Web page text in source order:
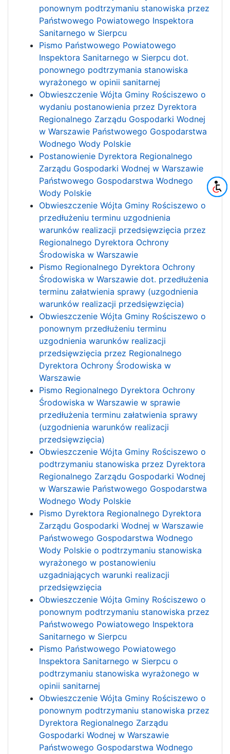
ponownym podtrzymaniu stanowiska przez
Państwowego Powiatowego Inspektora
Sanitarnego w Sierpcu
Pismo Państwowego Powiatowego
Inspektora Sanitarnego w Sierpcu dot.
ponownego podtrzymania stanowiska
wyrażonego w opinii sanitarnej
Obwieszczenie Wójta Gminy Rościszewo o
wydaniu postanowienia przez Dyrektora
Regionalnego Zarządu Gospodarki Wodnej
w Warszawie Państwowego Gospodarstwa
Wodnego Wody Polskie
Postanowienie Dyrektora Regionalnego
Zarządu Gospodarki Wodnej w Warszawie
Państwowego Gospodarstwa Wodnego
Wody Polskie
Obwieszczenie Wójta Gminy Rościszewo o
przedłużeniu terminu uzgodnienia
warunków realizacji przedsięwzięcia przez
Regionalnego Dyrektora Ochrony
Środowiska w Warszawie
Pismo Regionalnego Dyrektora Ochrony
Środowiska w Warszawie dot. przedłużenia
terminu załatwienia sprawy (uzgodnienia
warunków realizacji przedsięwzięcia)
Obwieszczenie Wójta Gminy Rościszewo o
ponownym przedłużeniu terminu
uzgodnienia warunków realizacji
przedsięwzięcia przez Regionalnego
Dyrektora Ochrony Środowiska w
Warszawie
Pismo Regionalnego Dyrektora Ochrony
Środowiska w Warszawie w sprawie
przedłużenia terminu załatwienia sprawy
(uzgodnienia warunków realizacji
przedsięwzięcia)
Obwieszczenie Wójta Gminy Rościszewo o
podtrzymaniu stanowiska przez Dyrektora
Regionalnego Zarządu Gospodarki Wodnej
w Warszawie Państwowego Gospodarstwa
Wodnego Wody Polskie
Pismo Dyrektora Regionalnego Dyrektora
Zarządu Gospodarki Wodnej w Warszawie
Państwowego Gospodarstwa Wodnego
Wody Polskie o podtrzymaniu stanowiska
wyrażonego w postanowieniu
uzgadniających warunki realizacji
przedsięwzięcia
Obwieszczenie Wójta Gminy Rościszewo o
ponownym podtrzymaniu stanowiska przez
Państwowego Powiatowego Inspektora
Sanitarnego w Sierpcu
Pismo Państwowego Powiatowego
Inspektora Sanitarnego w Sierpcu o
podtrzymaniu stanowiska wyrażonego w
opinii sanitarnej
Obwieszczenie Wójta Gminy Rościszewo o
ponownym podtrzymaniu stanowiska przez
Dyrektora Regionalnego Zarządu
Gospodarki Wodnej w Warszawie
Państwowego Gospodarstwa Wodnego